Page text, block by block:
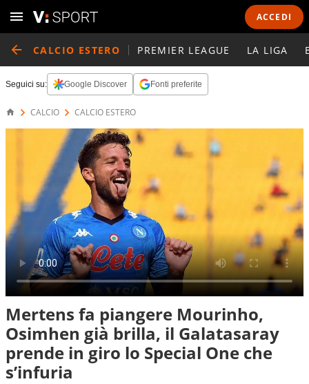
ACCEDI
CALCIO ESTERO PREMIER LEAGUE LA LIGA
Seguici su: Google Discover Fonti preferite
CALCIO CALCIO ESTERO
Mertens fa piangere Mourinho,
Osimhen già brilla, il Galatasaray
prende in giro lo Special One che
s’infuria